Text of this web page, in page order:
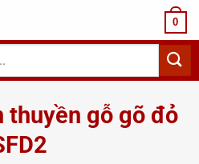
0
thuyền gỗ gõ đỏ